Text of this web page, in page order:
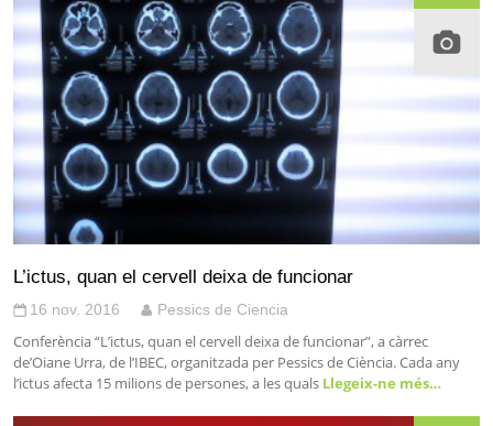
L’ictus, quan el cervell deixa de funcionar
16 nov. 2016 Pessics de Ciencia
Conferència “L’ictus, quan el cervell deixa de funcionar”, a càrrec
de’Oiane Urra, de l’IBEC, organitzada per Pessics de Ciència. Cada any
l’ictus afecta 15 milions de persones, a les quals Llegeix-ne més…